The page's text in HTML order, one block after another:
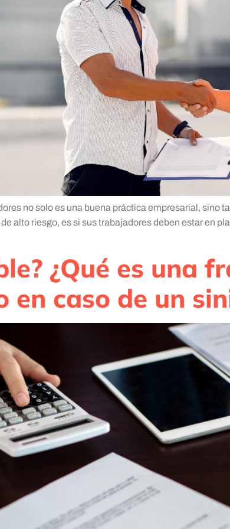
no solo es una buena práctica empresarial, sino
alto riesgo, es si sus trabajadores deben estar en
¿Qué es una
en caso de un